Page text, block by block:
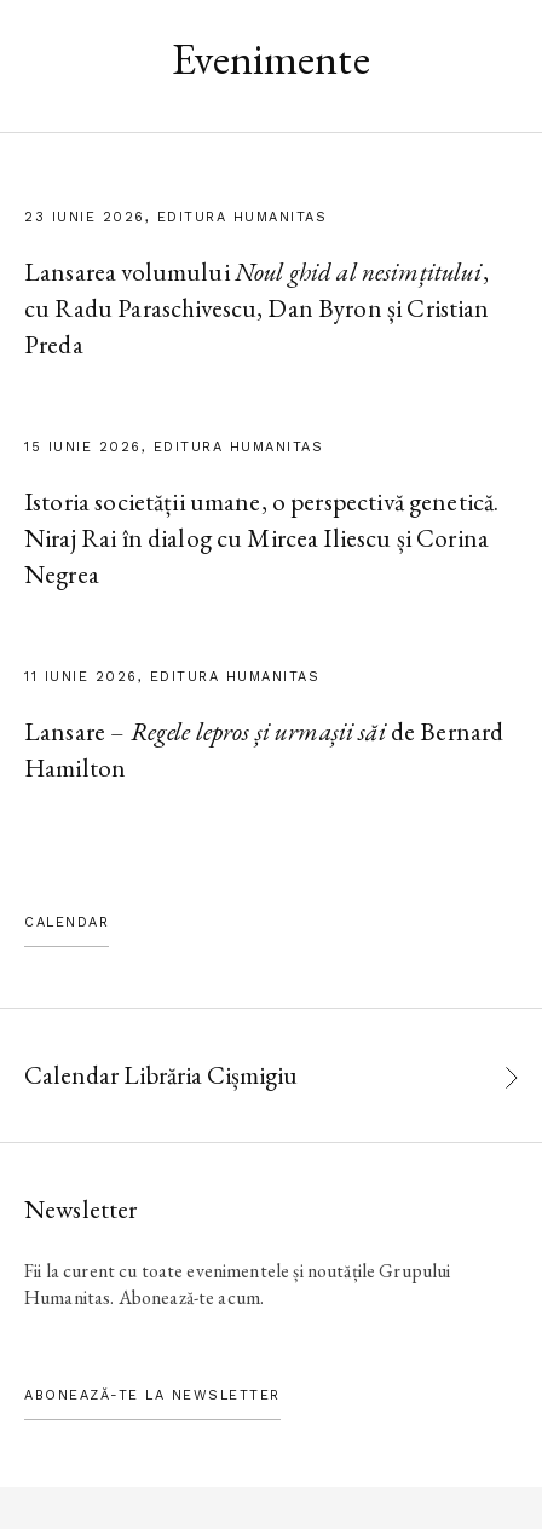
Evenimente
23 IUNIE 2026, EDITURA HUMANITAS
Lansarea volumuluiNoul ghid al nesimțitului,
cu Radu Paraschivescu, Dan Byron și Cristian
Preda
15 IUNIE 2026, EDITURA HUMANITAS
Istoria societății umane, o perspectivă genetică.
Niraj Rai în dialog cu Mircea Iliescu și Corina
Negrea
11 IUNIE 2026, EDITURA HUMANITAS
Lansare – Regele lepros și urmașii săide Bernard
Hamilton
CALENDAR
Calendar Librăria Cișmigiu
Newsletter
Fii la curent cu toate evenimentele și noutățile Grupului
Humanitas. Abonează-te acum.
ABONEAZĂ-TE LA NEWSLETTER